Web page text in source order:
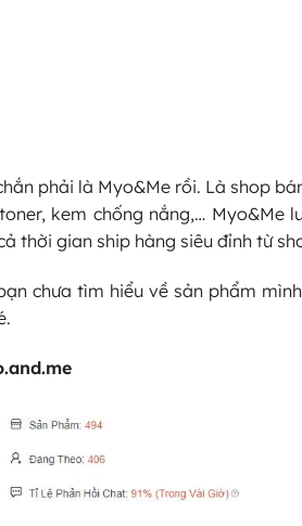
phải là Myo&Me rồi. Là shop
kem chống nắng,… Myo&Me
thời gian ship hàng siêu đỉnh từ
chưa tìm hiểu về sản phẩm